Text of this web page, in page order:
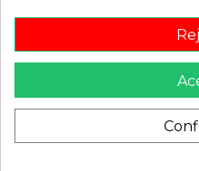
Recambio de bomba
td sx | 08.97 - 12.00 1.9 td
IAM 26072536